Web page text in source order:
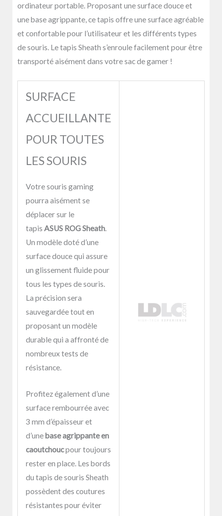
ordinateur portable. Proposant une surface douce et
une base agrippante, ce tapis offre une surface agréable
et confortable pour l’utilisateur et les différents types
de souris. Le tapis Sheath s’enroule facilement pour être
transporté aisément dans votre sac de gamer !
SURFACE
ACCUEILLANTE
POUR TOUTES
LES SOURIS
Votre souris gaming
pourra aisément se
déplacer sur le
tapis ASUS ROG Sheath.
Un modèle doté d’une
surface douce qui assure
un glissement fluide pour
tous les types de souris.
La précision sera
sauvegardée tout en
proposant un modèle
durable qui a affronté de
nombreux tests de
résistance.
Profitez également d’une
surface rembourrée avec
3 mm d’épaisseur et
d’unebase agrippante en
caoutchoucpour toujours
rester en place. Les bords
du tapis de souris Sheath
possèdent des coutures
résistantes pour éviter